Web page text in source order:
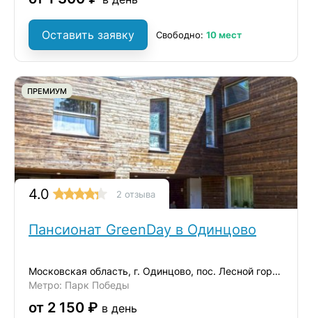
Оставить заявку Свободно: 10 мест
ПРЕМИУМ
4.0 2 отзыва
Пансионат GreenDay в Одинцово
Московская область, г. Одинцово, пос. Лесной городок
Метро: Парк Победы
от 2 150 ₽ в день